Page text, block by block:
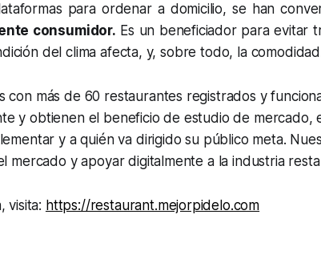
para ordenar a domicilio, se han
consumidor. Es un beneficiador para evitar
del clima afecta, y, sobre todo, la
con más de 60 restaurantes registrados y
y obtienen el beneficio de estudio de mercado,
y a quién va dirigido su público meta.
mercado y apoyar digitalmente a la industria
visita: https://restaurant.mejorpidelo.com